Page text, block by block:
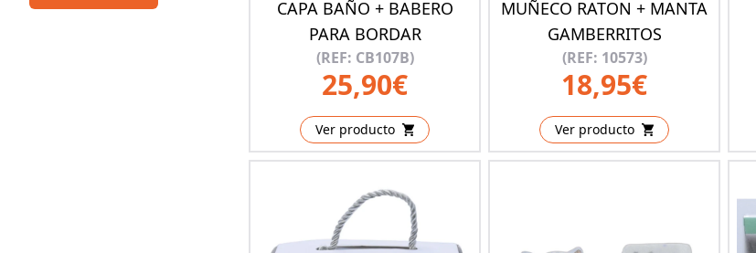
CAPA BAÑO + BABERO
PARA BORDAR
(REF: CB107B)
25,90€
Ver producto
MUÑECO RATON + MANTA
GAMBERRITOS
(REF: 10573)
18,95€
Ver producto